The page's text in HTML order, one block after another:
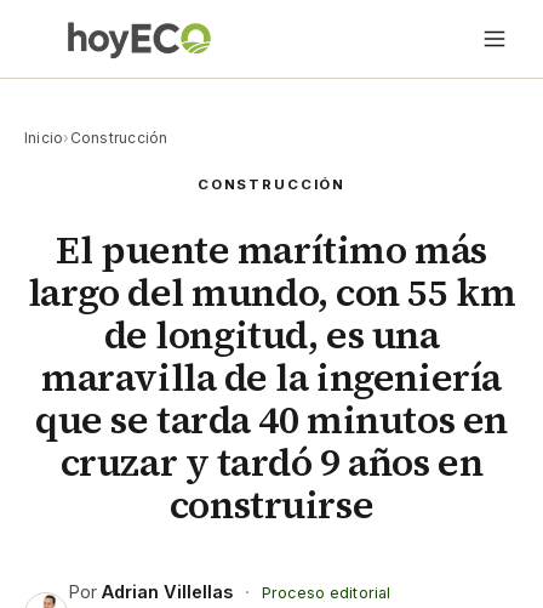
Inicio› Construcción
CONSTRUCCIÓN
El puente marítimo más
largo del mundo, con 55 km
de longitud, es una
maravilla de la ingeniería
que se tarda 40 minutos en
cruzar y tardó 9 años en
construirse
Por Adrian Villellas ·
Proceso editorial